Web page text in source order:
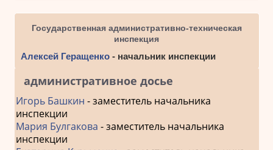
Государственная административно-техническая
инспекция
Алексей Геращенко- начальник инспекции
административное досье
Игорь Башкин - заместитель начальника
инспекции
Мария Булгакова - заместитель начальника
инспекции